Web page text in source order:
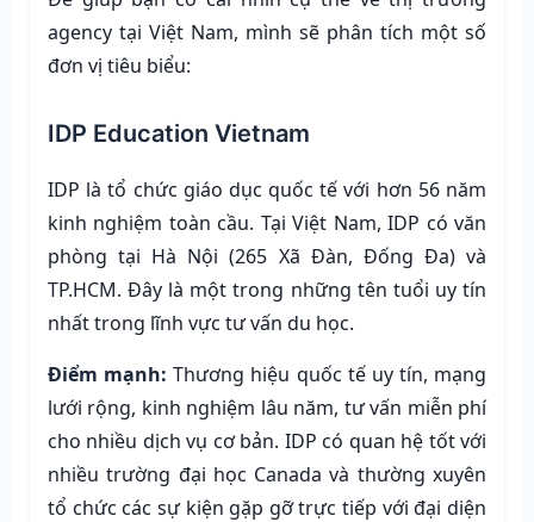
agency tại Việt Nam, mình sẽ phân tích một số
đơn vị tiêu biểu:
IDP Education Vietnam
IDP là tổ chức giáo dục quốc tế với hơn 56 năm
kinh nghiệm toàn cầu. Tại Việt Nam, IDP có văn
phòng tại Hà Nội (265 Xã Đàn, Đống Đa) và
TP.HCM. Đây là một trong những tên tuổi uy tín
nhất trong lĩnh vực tư vấn du học.
Điểm mạnh: Thương hiệu quốc tế uy tín, mạng
lưới rộng, kinh nghiệm lâu năm, tư vấn miễn phí
cho nhiều dịch vụ cơ bản. IDP có quan hệ tốt với
nhiều trường đại học Canada và thường xuyên
tổ chức các sự kiện gặp gỡ trực tiếp với đại diện